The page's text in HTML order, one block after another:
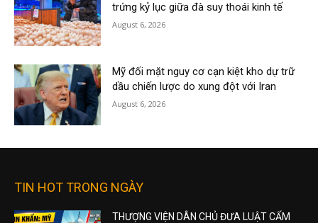
trứng kỷ lục giữa đà suy thoái kinh tế
August 6, 2026
Mỹ đối mặt nguy cơ cạn kiệt kho dự trữ
dầu chiến lược do xung đột với Iran
August 6, 2026
TIN HOT TRONG NGÀY
THƯỢNG VIỆN DÂN CHỦ ĐƯA LUẬT CẤM